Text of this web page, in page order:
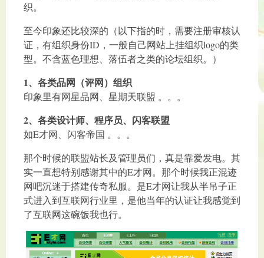
织。
至今印象还比较深的（以下指的时，需要注册审核认
证，有组织身份ID，一般自己网站上挂组织logo的类
型。不含蓝色理想、落伍者之类的论坛组织。）
1、各类品网（评网）组织
印象里有网星品网、星期天联盟 。。。
2、各类设计师、程序员、闪客联盟
如E才网、闪客帝国 。。。
那个时候的联盟站长及管理员们，真是靠爱发电。其
实一直想特别感谢其中的E才网。那个时候我正混迹
网吧沉迷于搭建传奇私服。是E才网让我从半吊子正
式进入到互联网行业里，是他当年的认证让我感觉到
了互联网这碗饭我也行。